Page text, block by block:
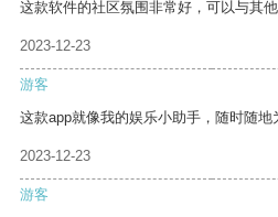
这款软件的社区氛围非常好，可以与其他
2023-12-23
游客
这款app就像我的娱乐小助手，随时随地
2023-12-23
游客